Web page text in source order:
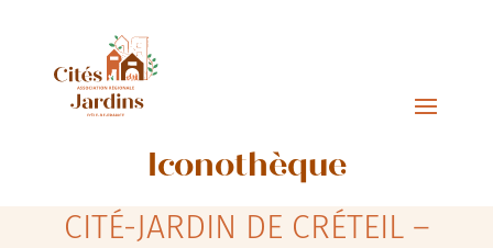
Iconothèque
CITÉ-JARDIN DE CRÉTEIL –